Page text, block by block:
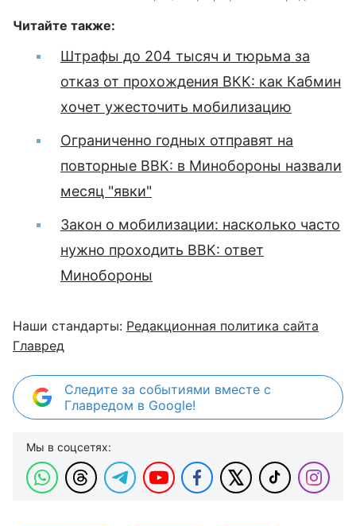
Читайте также:
Штрафы до 204 тысяч и тюрьма за
отказ от прохождения ВКК: как Кабмин
хочет ужесточить мобилизацию
Ограниченно годных отправят на
повторные ВВК: в Минобороны назвали
месяц "явки"
Закон о мобилизации: насколько часто
нужно проходить ВВК: ответ
Минобороны
Наши стандарты: Редакционная политика сайта
Главред
Следите за событиями вместе с
Главредом в Google!
Мы в соцсетях: